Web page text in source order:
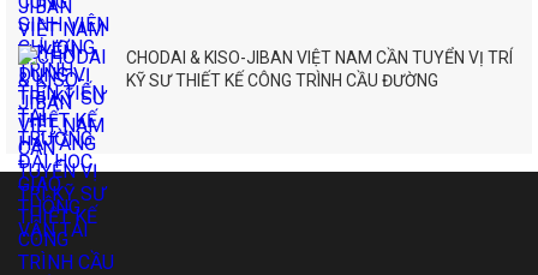
CHODAI & KISO-JIBAN VIỆT NAM CẦN TUYỂN VỊ TRÍ
KỸ SƯ THIẾT KẾ CÔNG TRÌNH CẦU ĐƯỜNG